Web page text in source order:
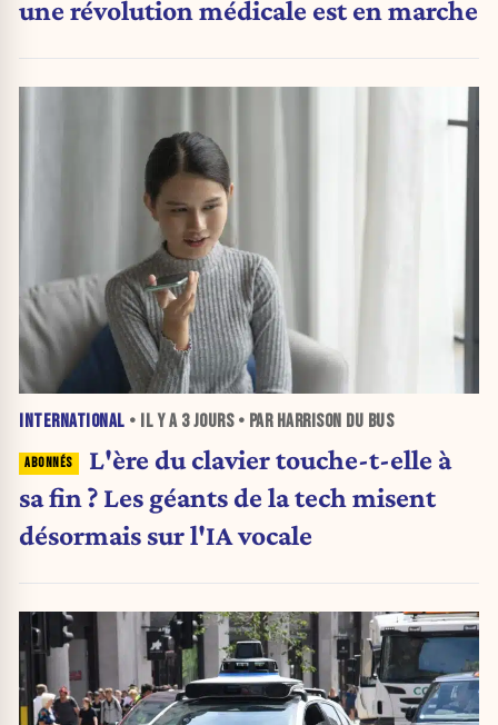
une révolution médicale est en marche
INTERNATIONAL • IL Y A 3 JOURS• PAR HARRISON DU BUS
L'ère du clavier touche-t-elle à
sa fin ? Les géants de la tech misent
désormais sur l'IA vocale